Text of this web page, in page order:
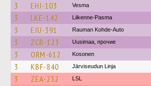
3 EHJ-103 Vesma
3 LKE-142 Liikenne-Pasma
3 EJU-391 Rauman Kohde-Auto
3 ZCB-123 Uusimaa, прочие
3 ORM-612 Kosonen
3 KBF-840 Järviseudun Linja
3 ZEA-232 LSL